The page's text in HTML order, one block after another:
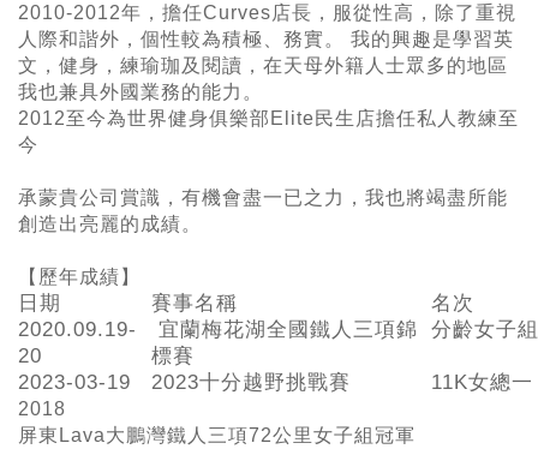
2010-2012年，擔任Curves店長，服從性高，除了重視
人際和諧外，個性較為積極、務實。 我的興趣是學習英
文，健身，練瑜珈及閱讀，在天母外籍人士眾多的地區
我也兼具外國業務的能力。
2012至今為世界健身俱樂部Elite民生店擔任私人教練至
今
承蒙貴公司賞識，有機會盡一已之力，我也將竭盡所能
創造出亮麗的成績。
【歷年成績】
日期 賽事名稱
名次
2020.09.19-
20
宜蘭梅花湖全國鐵人三項錦
標賽
分齡女子
2023-03-19 2023十分越野挑戰賽 11K女總一
2018
屏東Lava大鵬灣鐵人三項72公里女子組冠軍